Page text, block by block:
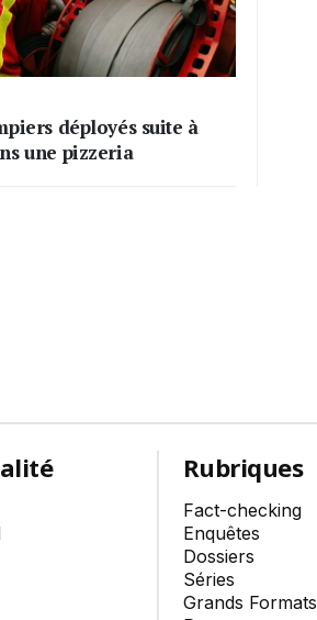
déployés suite à
une pizzeria
Rubriques
Fact-checking
Enquêtes
Dossiers
Séries
Grands Formats